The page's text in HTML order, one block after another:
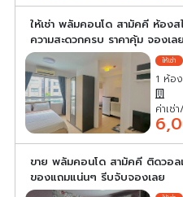
ให้เช่า พลัมคอนโด สามัคคี ห้อง
ความสะดวกครบ ราคาคุ้ม จองเ
1 ห้อ
ค่าเช่
ขาย พลัมคอนโด สามัคคี ติดวอ
ของแถมแน่นๆ รีบจับจองเลย